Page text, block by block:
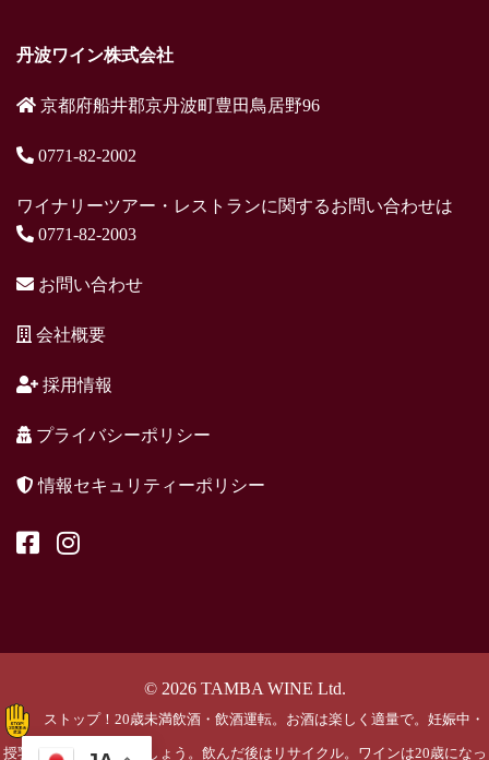
丹波ワイン株式会社
京都府船井郡京丹波町豊田鳥居野96
0771-82-2002
ワイナリーツアー・レストランに関するお問い合わせは
0771-82-2003
お問い合わせ
会社概要
採用情報
プライバシーポリシー
情報セキュリティーポリシー
© 2026 TAMBA WINE Ltd.
ストップ！20歳未満飲酒・飲酒運転。お酒は楽しく適量で。妊娠中・
授乳期の飲酒はやめましょう。飲んだ後はリサイクル。ワインは20歳になっ